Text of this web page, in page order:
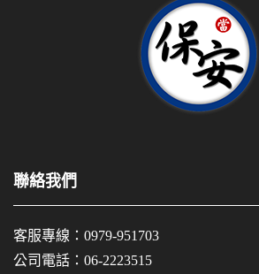
聯絡我們
客服專線： 0979-951703
公司電話： 06-2223515